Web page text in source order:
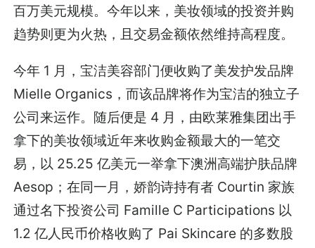
百万美元规模。今年以来，美妆领域的投资并购
趋势则更为火热，且交易金额依然维持高程度。
今年 1 月，宝洁美容部门便收购了美发护发品牌
Mielle Organics，而该品牌将作为宝洁的独立子
公司来运作。随后便是 4 月，由欧莱雅集团出手
拿下的美妆领域近年来收购金额最大的一笔交
易，以 25.25 亿美元一举拿下澳洲高端护肤品牌
Aesop；在同一月，娇韵诗持有者 Courtin 家族
通过名下投资公司 Famille C Participations 以
1.2 亿人民币价格收购了 Pai Skincare 的多数股